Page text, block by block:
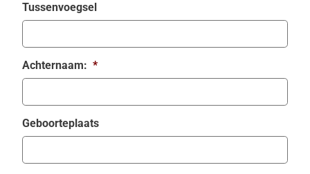
Tussenvoegsel
Achternaam: *
Geboorteplaats